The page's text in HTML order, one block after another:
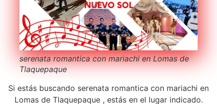
serenata romantica con mariachi en Lomas de
Tlaquepaque
Si estás buscando serenata romantica con mariachi en
Lomas de Tlaquepaque , estás en el lugar indicado.